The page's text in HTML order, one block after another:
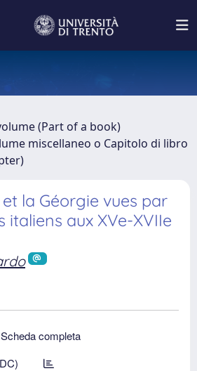
(Part of a book)
miscellaneo o Capitolo di libro
la Géorgie vues par
italiens aux XVe-XVIIe
Scheda completa